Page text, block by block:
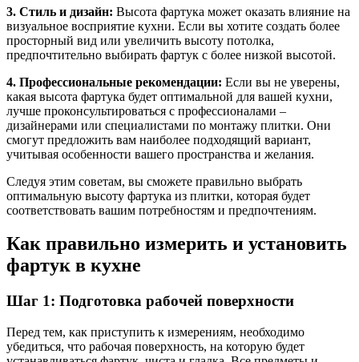
3. Стиль и дизайн: Высота фартука может оказать влияние на
визуальное восприятие кухни. Если вы хотите создать более
просторный вид или увеличить высоту потолка,
предпочтительно выбирать фартук с более низкой высотой.
4. Профессиональные рекомендации: Если вы не уверены,
какая высота фартука будет оптимальной для вашей кухни,
лучше проконсультироваться с профессионалами –
дизайнерами или специалистами по монтажу плитки. Они
смогут предложить вам наиболее подходящий вариант,
учитывая особенности вашего пространства и желания.
Следуя этим советам, вы сможете правильно выбрать
оптимальную высоту фартука из плитки, которая будет
соответствовать вашим потребностям и предпочтениям.
Как правильно измерить и установить
фартук в кухне
Шаг 1: Подготовка рабочей поверхности
Перед тем, как приступить к измерениям, необходимо
убедиться, что рабочая поверхность, на которую будет